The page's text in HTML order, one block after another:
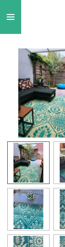
direct
naar
hoofdinhoud